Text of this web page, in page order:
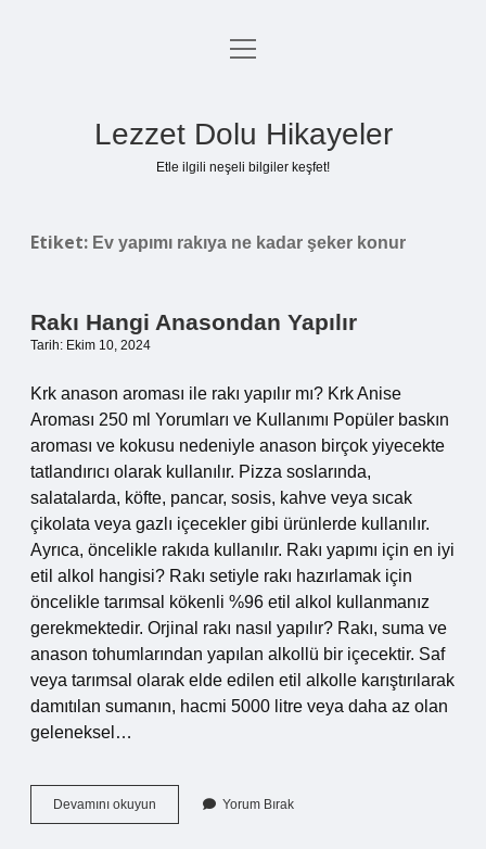
Anasayfa
menüyü
Lezzet Dolu Hikayeler
Etle ilgili neşeli bilgiler keşfet!
Etiket: Ev yapımı rakıya ne kadar şeker konur
Rakı Hangi Anasondan Yapılır
Tarih: Ekim 10, 2024
Krk anason aroması ile rakı yapılır mı? Krk Anise
Aroması 250 ml Yorumları ve Kullanımı Popüler baskın
aroması ve kokusu nedeniyle anason birçok yiyecekte
tatlandırıcı olarak kullanılır. Pizza soslarında,
salatalarda, köfte, pancar, sosis, kahve veya sıcak
çikolata veya gazlı içecekler gibi ürünlerde kullanılır.
Ayrıca, öncelikle rakıda kullanılır. Rakı yapımı için en iyi
etil alkol hangisi? Rakı setiyle rakı hazırlamak için
öncelikle tarımsal kökenli %96 etil alkol kullanmanız
gerekmektedir. Orjinal rakı nasıl yapılır? Rakı, suma ve
anason tohumlarından yapılan alkollü bir içecektir. Saf
veya tarımsal olarak elde edilen etil alkolle karıştırılarak
damıtılan sumanın, hacmi 5000 litre veya daha az olan
geleneksel…
Devamını okuyun
Hangi
Yorum Bırak